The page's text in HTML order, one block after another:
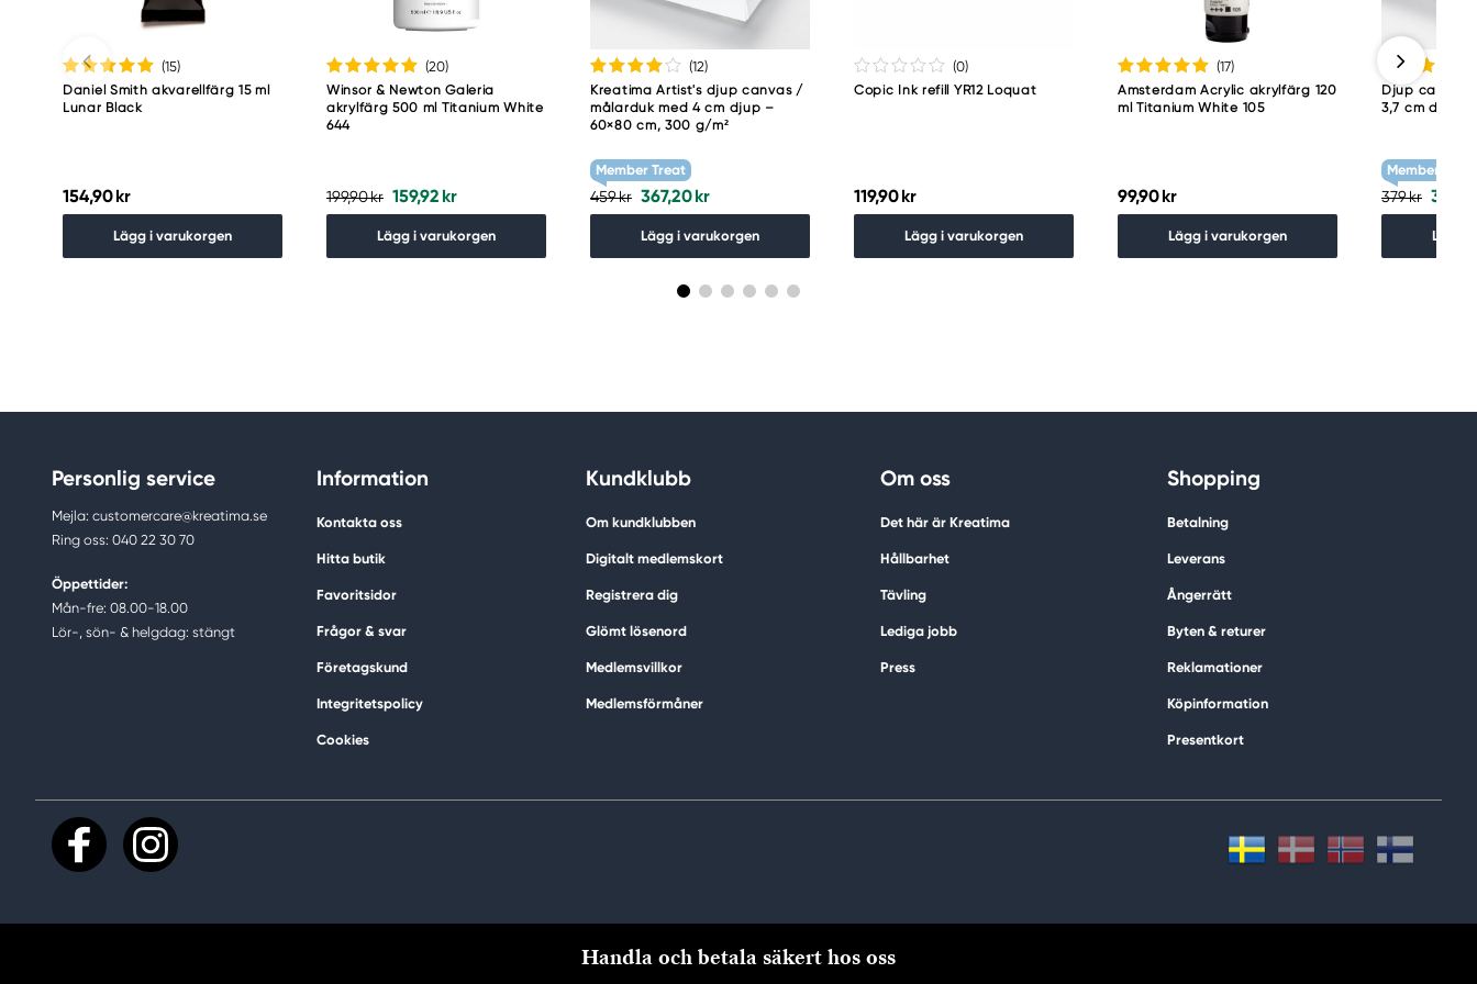
(15)
Daniel Smith akvarellfärg 15 ml
Lunar Black
154,90 kr
Lägg i varukorgen
(20)
Winsor & Newton Galeria
akrylfärg 500 ml Titanium White
644
199,90 kr 159,92 kr
Lägg i varukorgen
(12)
Kreatima Artist's djup canvas /
målarduk med 4 cm djup –
60×80 cm, 300 g/m²
Member Treat
459 kr 367,20 kr
Lägg i varukorgen
(0)
Copic Ink refill YR12 Loquat
119,90 kr
Lägg i varukorgen
(17)
Amsterdam Acrylic akrylfärg 120
ml Titanium White 105
99,90 kr
Lägg i varukorgen
Djup canvas
3,7 cm djup –
Member Treat
379 kr
Lägg i
Personlig service
Mejla: customercare@kreatima.se
Ring oss: 040 22 30 70
Öppettider:
Mån-fre: 08.00-18.00
Lör-, sön- & helgdag: stängt
Information
Kontakta oss
Hitta butik
Favoritsidor
Frågor & svar
Företagskund
Integritetspolicy
Cookies
Kundklubb
Om kundklubben
Digitalt medlemskort
Registrera dig
Glömt lösenord
Medlemsvillkor
Medlemsförmåner
Om oss
Det här är Kreatima
Hållbarhet
Tävling
Lediga jobb
Press
Shopping
Betalning
Leverans
Ångerrätt
Byten & returer
Reklamationer
Köpinformation
Presentkort
Handla och betala säkert hos oss